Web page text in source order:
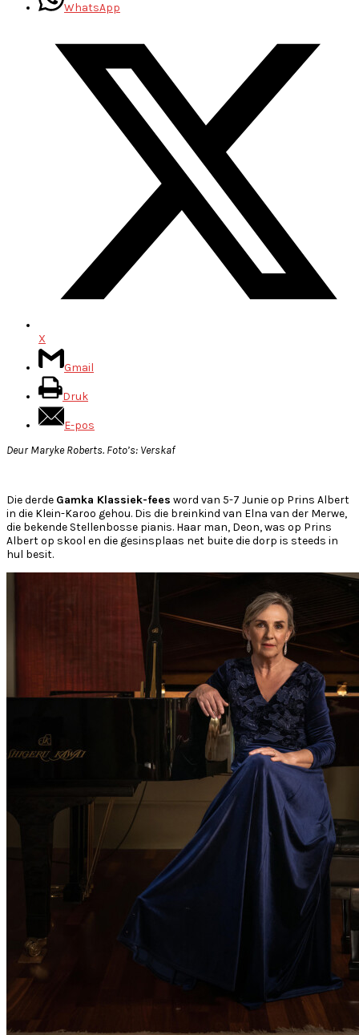
WhatsApp
X
Gmail
Druk
E-pos
Deur Maryke Roberts. Foto’s: Verskaf
Die derde Gamka Klassiek-fees word van 5-7 Junie op Prins Albert
in die Klein-Karoo gehou. Dis die breinkind van Elna van der Merwe,
die bekende Stellenbosse pianis. Haar man, Deon, was op Prins
Albert op skool en die gesinsplaas net buite die dorp is steeds in
hul besit.